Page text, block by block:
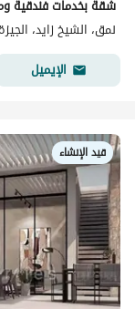
نمق، الشيخ زايد،
الإيميل
قيد الإنشاء